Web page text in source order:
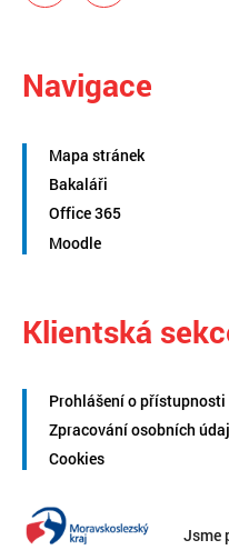
Navigace
Mapa stránek
Bakaláři
Office 365
Moodle
Klientská
Prohlášení o přístupnosti
Zpracování osobních
Cookies
Jsme